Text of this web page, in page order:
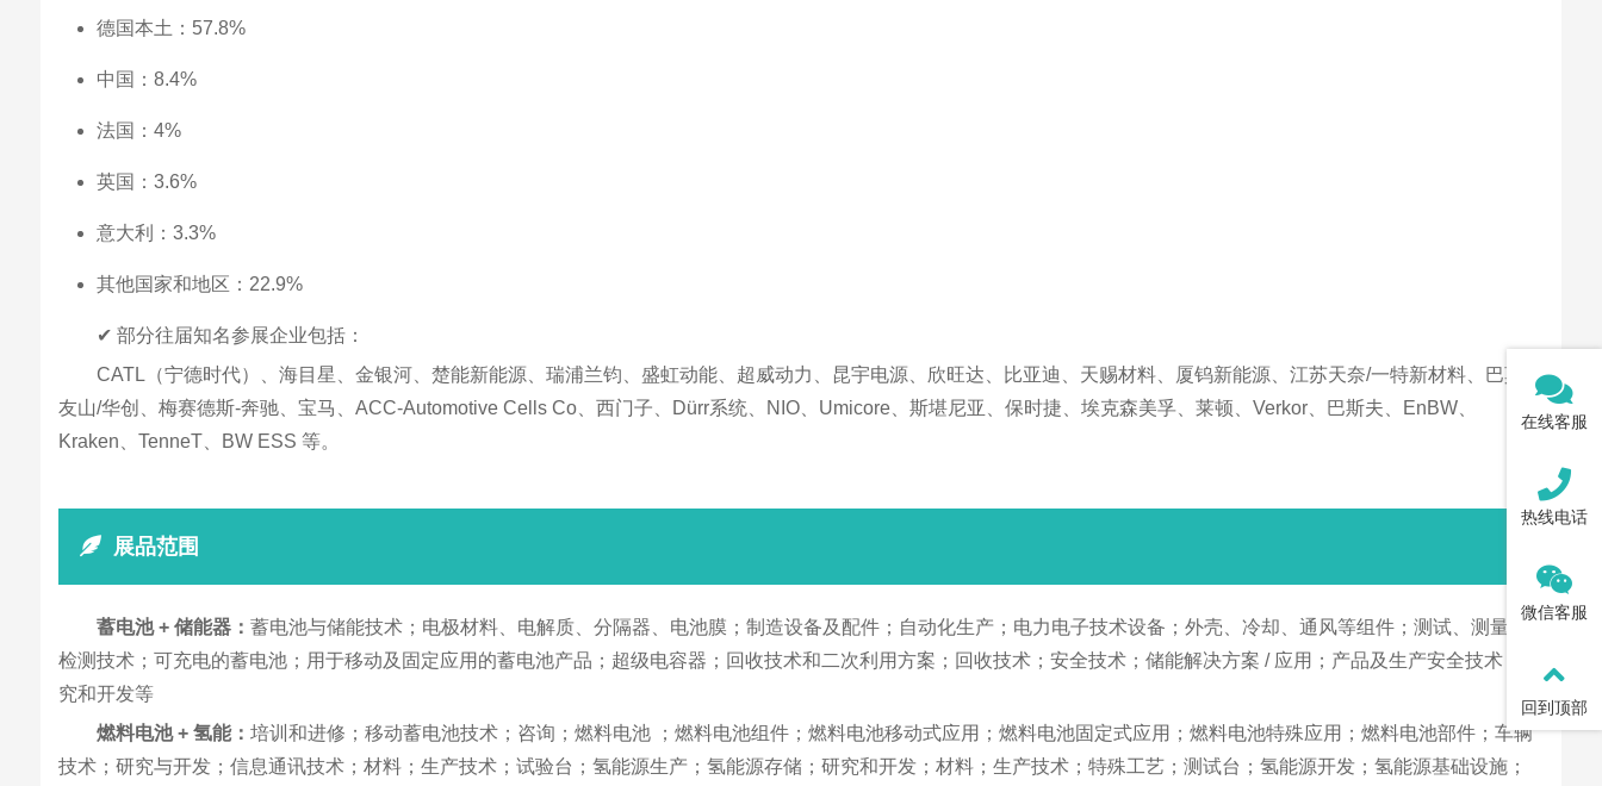
德国本土：57.8%
中国：8.4%
法国：4%
英国：3.6%
意大利：3.3%
其他国家和地区：22.9%
✔ 部分往届知名参展企业包括：
CATL（宁德时代）、海目星、金银河、楚能新能源、瑞浦兰钧、盛虹动能、超威动力、昆宇电源、欣旺达、比亚迪、天赐材料、厦钨新能源、江苏天奈/一特新材料、巴莫/
友山/华创、梅赛德斯-奔驰、宝马、ACC-Automotive Cells Co、西门子、Dürr系统、NIO、Umicore、斯堪尼亚、保时捷、埃克森美孚、莱顿、Verkor、巴斯夫、EnBW、
Kraken、TenneT、BW ESS 等。
展品范围
蓄电池 + 储能器： 蓄电池与储能技术；电极材料、电解质、分隔器、电池膜；制造设备及配件；自动化生产；电力电子技术设备；外壳、冷却、通风等组件；测试、测量和
检测技术；可充电的蓄电池；用于移动及固定应用的蓄电池产品；超级电容器；回收技术和二次利用方案；回收技术；安全技术；储能解决方案 / 应用；产品及生产安全技术；研
究和开发等
燃料电池 + 氢能： 培训和进修；移动蓄电池技术；咨询；燃料电池 ；燃料电池组件；燃料电池移动式应用；燃料电池固定式应用；燃料电池特殊应用；燃料电池部件；车辆
技术；研究与开发；信息通讯技术；材料；生产技术；试验台；氢能源生产；氢能源存储；研究和开发；材料；生产技术；特殊工艺；测试台；氢能源开发；氢能源基础设施；
在线客服
热线电话
微信客服
回到顶部